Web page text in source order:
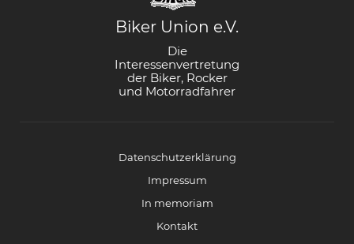
Biker Union e.V.
Die
Interessenvertretung
der Biker, Rocker
und Motorradfahrer
Datenschutzerklärung
Impressum
In memoriam
Kontakt